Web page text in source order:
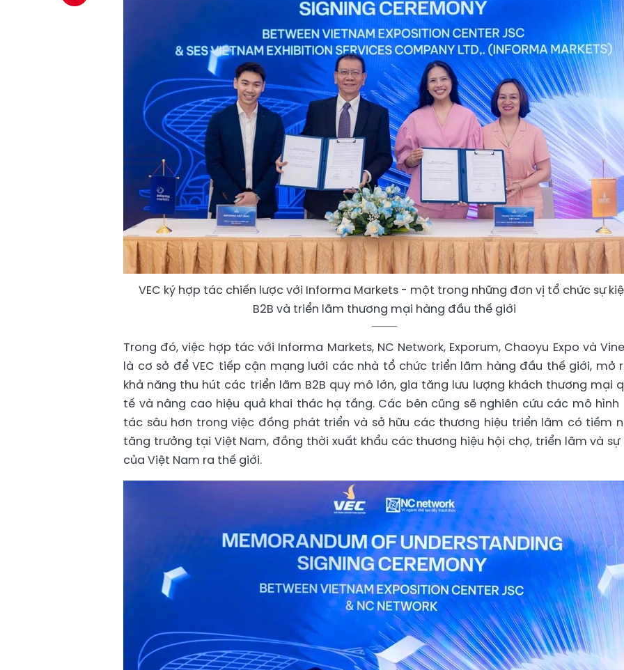
VEC ký hợp tác chiến lược với Informa Markets - một trong những đơn vị tổ chức sự
B2B và triển lãm thương mại hàng đầu thế giới
Trong đó, việc hợp tác với Informa Markets, NC Network, Exporum, Chaoyu Expo và
là cơ sở để VEC tiếp cận mạng lưới các nhà tổ chức triển lãm hàng đầu thế giới, mở
khả năng thu hút các triển lãm B2B quy mô lớn, gia tăng lưu lượng khách thương mại
tế và nâng cao hiệu quả khai thác hạ tầng. Các bên cũng sẽ nghiên cứu các mô hình
tác sâu hơn trong việc đồng phát triển và sở hữu các thương hiệu triển lãm có tiềm
tăng trưởng tại Việt Nam, đồng thời xuất khẩu các thương hiệu hội chợ, triển lãm và sự
của Việt Nam ra thế giới.